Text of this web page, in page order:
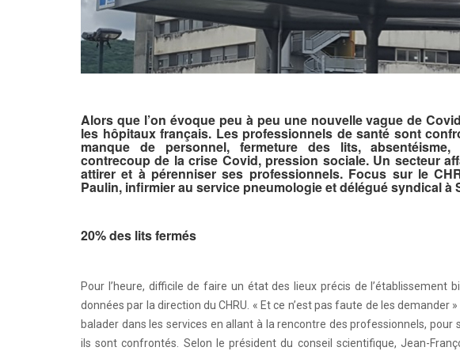
Alors que l’on évoque peu à peu une nouvelle vague de
les hôpitaux français. Les professionnels de santé sont
manque de personnel, fermeture des lits,
contrecoup de la crise Covid, pression sociale. Un secteur
attirer et à pérenniser ses professionnels. Focus sur le
Paulin, infirmier au service pneumologie et délégué syndical à
20% des lits fermés
Pour l’heure, difficile de faire un état des lieux précis de l’établissement
données par la direction du CHRU. « Et ce n’est pas faute de les demander
balader dans les services en allant à la rencontre des professionnels,
ils sont confrontés. Selon le président du conseil scientifique, Jean-